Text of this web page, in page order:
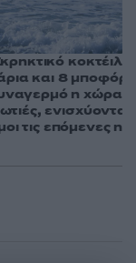
κοκτέιλ
και 8 μποφόρ
η χώρα
ενισχύονται
τις επόμενες